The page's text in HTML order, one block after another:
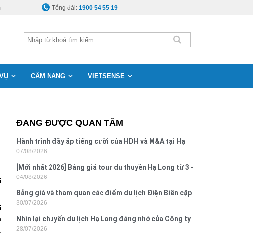
Tổng đài:1900 54 55 19
CẨM NANG VIETSENSE
ĐANG ĐƯỢC QUAN TÂM
Hành trình đầy ắp tiếng cười của HDH và M&A tại Hạ
Long
07/08/2026
[Mới nhất 2026] Bảng giá tour du thuyền Hạ Long từ 3 -
6 sao
04/08/2026
Bảng giá vé tham quan các điểm du lịch Điện Biên cập
nhật 2026
30/07/2026
Nhìn lại chuyến du lịch Hạ Long đáng nhớ của Công ty
Tân Hưng 2026
28/07/2026